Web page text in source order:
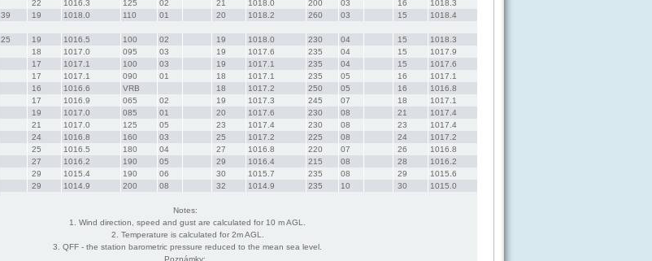
22 1016.3 125 02 21 1018.0 200 03 16
1018.3
39 19 1018.0 110 01 20 1018.2 260 03 15 1018.4
25 19 1016.5 100 02 19 1018.0 230 04 15
1018.3
18 1017.0 095 03 19 1017.6 235 04 15
1017.9
17 1017.1 100 03 19 1017.1 235 04 15
1017.6
17 1017.1 090 01 18 1017.1 235 05 16
1017.1
16 1016.6 VRB 18 1017.2 250 05 16
1016.8
17 1016.9 065 02 19 1017.3 245 07 18
1017.1
19 1017.0 085 01 20 1017.6 230 08 21
1017.4
21 1017.0 125 05 23 1017.4 230 08 23
1017.4
24 1016.8 160 03 25 1017.2 225 08 24
1017.2
25 1016.5 180 04 27 1016.8 220 07 26
1016.8
27 1016.2 190 05 29 1016.4 215 08 28
1016.2
29 1015.4 190 06 30 1015.7 235 08 29
1015.6
29 1014.9 200 08 32 1014.9 235 10 30 1015.0
Notes:
  1. Wind direction, speed and gust are calculated for 10 m AGL.
  2. Temperature is calculated for 2m AGL.
  3. QFF - the station barometric pressure reduced to the mean sea level.
Poznámky: